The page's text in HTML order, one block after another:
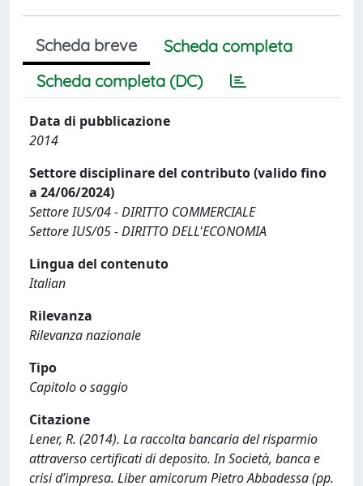
Scheda breve
Scheda completa
Scheda completa (DC)
Data di pubblicazione
2014
Settore disciplinare del contributo (valido fino
a 24/06/2024)
Settore IUS/04 - DIRITTO COMMERCIALE
Settore IUS/05 - DIRITTO DELL'ECONOMIA
Lingua del contenuto
Italian
Rilevanza
Rilevanza nazionale
Tipo
Capitolo o saggio
Citazione
Lener, R. (2014). La raccolta bancaria del risparmio
attraverso certificati di deposito. In Società, banca e
crisi d’impresa. Liber amicorum Pietro Abbadessa (pp.